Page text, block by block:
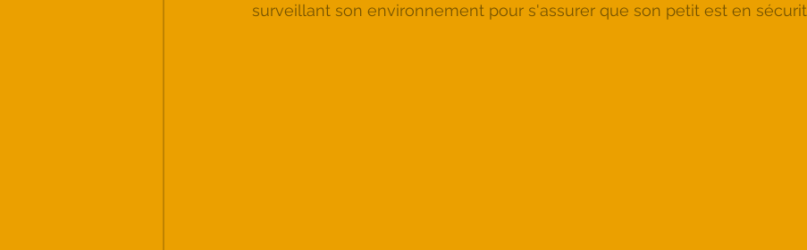
surveillant son environnement pour s'assurer que son petit est en